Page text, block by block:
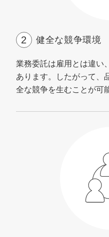
健全な競争環境
業務委託は雇用とは違い
あります。したがって、
全な競争を生むことが可